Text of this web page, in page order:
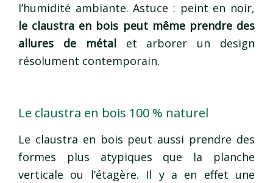
l’humidité ambiante. Astuce : peint en noir,
le claustra en bois peut même prendre des
allures de métalet arborer un design
résolument contemporain.
Le claustra en bois 100 % naturel
Le claustra en bois peut aussi prendre des
formes plus atypiques que la planche
verticale ou l’étagère. Il y a en effet une